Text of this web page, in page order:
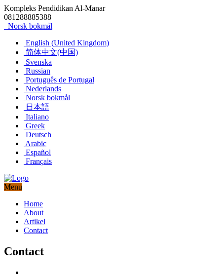
Kompleks Pendidikan Al-Manar
081288885388
Norsk bokmål
English (United Kingdom)
简体中文(中国)
Svenska
Russian
Português de Portugal
Nederlands
Norsk bokmål
日本語
Italiano
Greek
Deutsch
Arabic
Español
Français
Menu
Home
About
Artikel
Contact
Contact